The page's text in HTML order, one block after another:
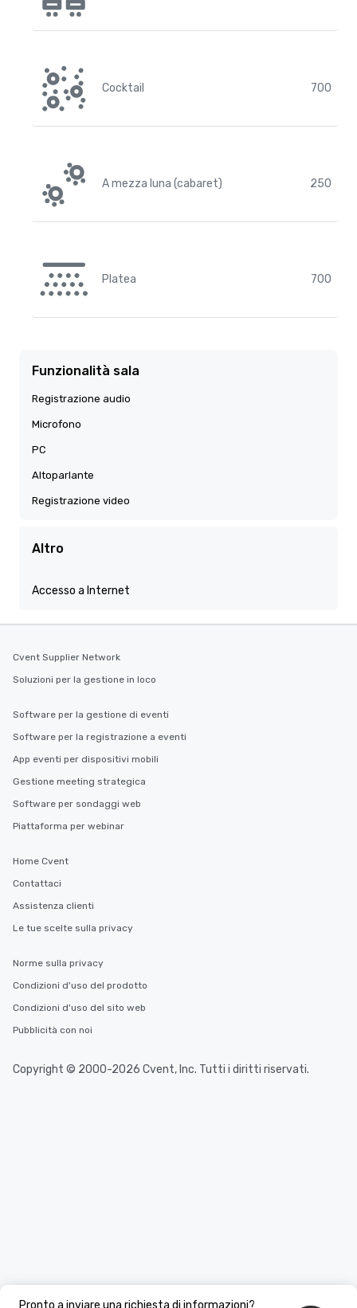
Cocktail 700
A mezza luna (cabaret) 250
Platea 700
Funzionalità sala
Registrazione audio
Microfono
PC
Altoparlante
Registrazione video
Altro
Accesso a Internet
Pronto a inviare una richiesta di informazioni?
Cvent Supplier Network
Soluzioni per la gestione in loco
Software per la gestione di eventi
Software per la registrazione a eventi
App eventi per dispositivi mobili
Gestione meeting strategica
Software per sondaggi web
Piattaforma per webinar
Home Cvent
Contattaci
Assistenza clienti
Le tue scelte sulla privacy
Norme sulla privacy
Condizioni d'uso del prodotto
Condizioni d'uso del sito web
Pubblicità con noi
Copyright © 2000-2026 Cvent, Inc. Tutti i diritti riservati.